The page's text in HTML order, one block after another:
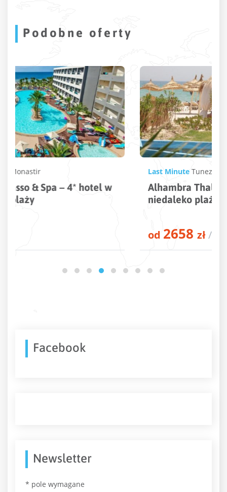
Podobne oferty
Last Minute
Alhambra Thalasso – 5* hotel w Tunezji
niedaleko plaży
Facebook
Newsletter
* pole wymagane